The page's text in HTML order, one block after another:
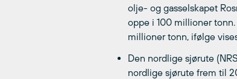
olje- og gasselskapet
oppe i 100 millioner
millioner tonn, ifølge
Den nordlige sjørute
nordlige sjørute frem til